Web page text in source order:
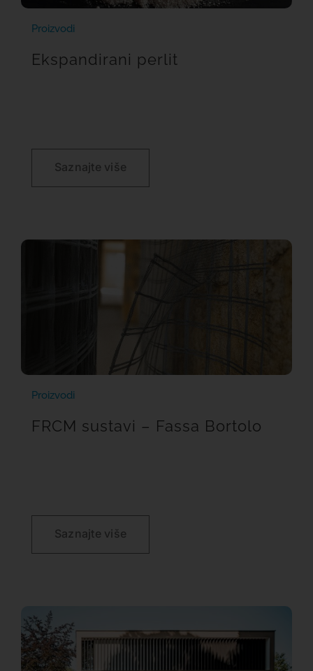
Proizvodi
Ekspandirani perlit
Saznajte više
Proizvodi
FRCM sustavi – Fassa Bortolo
Saznajte više